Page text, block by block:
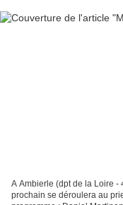
A Ambierle (dpt de la Loire -
prochain se déroulera au